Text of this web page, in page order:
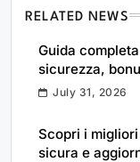
RELATED NEWS
Guida
sicurezza,
July 31, 2026
Scopri i
sicura e